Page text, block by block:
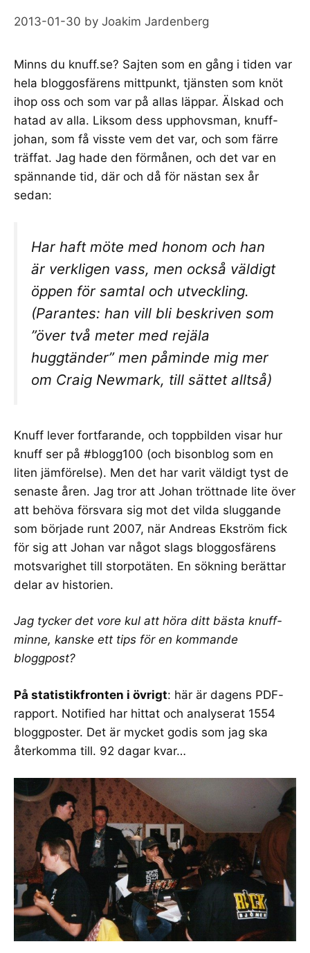
2013-01-30 by Joakim Jardenberg
Minns du knuff.se? Sajten som en gång i tiden var
hela bloggosfärens mittpunkt, tjänsten som knöt
ihop oss och som var på allas läppar. Älskad och
hatad av alla. Liksom dess upphovsman, knuff-
johan, som få visste vem det var, och som färre
träffat. Jag hade den förmånen, och det var en
spännande tid, där och då för nästan sex år
sedan:
Har haft möte med honom och han
är verkligen vass, men också väldigt
öppen för samtal och utveckling.
(Parantes: han vill bli beskriven som
”över två meter med rejäla
huggtänder” men påminde mig mer
om Craig Newmark, till sättet alltså)
Knuff lever fortfarande, och toppbilden visar hur
knuff ser på #blogg100 (och bisonblog som en
liten jämförelse). Men det har varit väldigt tyst de
senaste åren. Jag tror att Johan tröttnade lite över
att behöva försvara sig mot det vilda sluggande
som började runt 2007, när Andreas Ekström fick
för sig att Johan var något slags bloggosfärens
motsvarighet till storpotäten. En sökning berättar
delar av historien.
Jag tycker det vore kul att höra ditt bästa knuff-
minne, kanske ett tips för en kommande
bloggpost?
På statistikfronten i övrigt: här är dagens PDF-
rapport. Notified har hittat och analyserat 1554
bloggposter. Det är mycket godis som jag ska
återkomma till. 92 dagar kvar…